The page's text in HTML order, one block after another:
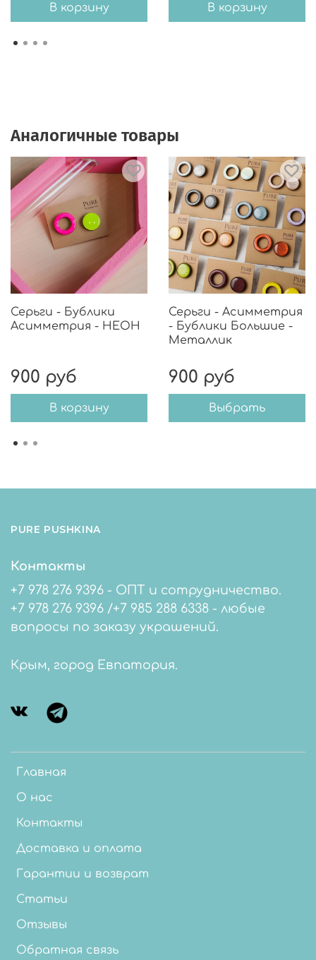
В корзину В корзину
Аналогичные товары
Серьги - Бублики
Асимметрия - НЕОН
900 руб
В корзину
Серьги - Асимметрия
- Бублики Большие -
Металлик
900 руб
Выбрать
PURE PUSHKINA
Главная
О нас
Контакты
Доставка и оплата
Гарантии и возврат
Статьи
Отзывы
Обратная связь
Контакты
+7 978 276 9396 - ОПТ и сотрудничество.
+7 978 276 9396 /+7 985 288 6338 - любые
вопросы по заказу украшений.
Крым, город Евпатория.